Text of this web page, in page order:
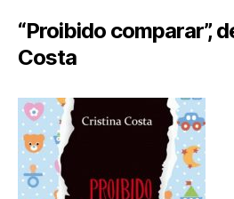
“Proibido comparar”,
Costa